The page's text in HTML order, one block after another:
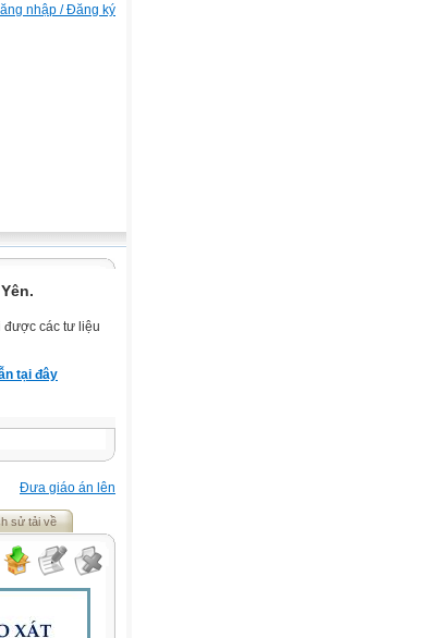
nhập / Đăng ký
được các tư liệu
tại đây
Đưa giáo án lên
sử tải về